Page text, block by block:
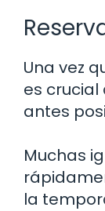
Una vez
es crucial
antes
Muchas
la